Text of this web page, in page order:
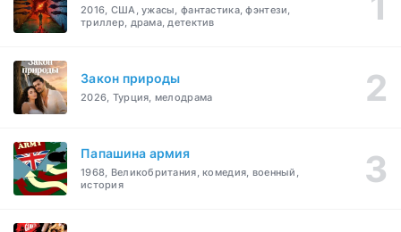
2016, США, ужасы, фантастика, фэнтези,
триллер, драма, детектив
Закон природы
2026, Турция, мелодрама
Папашина армия
1968, Великобритания, комедия, военный,
история